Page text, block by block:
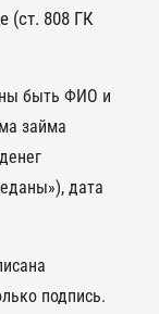
(ст. 808 ГК
быть ФИО и
займа
дата
подпись.